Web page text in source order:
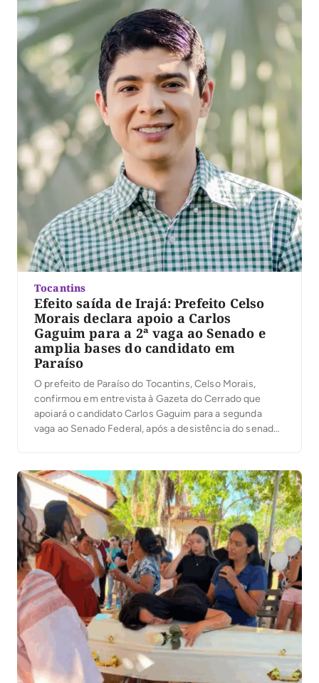
Tocantins
Efeito saída de Irajá: Prefeito Celso
Morais declara apoio a Carlos
Gaguim para a 2ª vaga ao Senado e
amplia bases do candidato em
Paraíso
O prefeito de Paraíso do Tocantins, Celso Morais,
confirmou em entrevista à Gazeta do Cerrado que
apoiará o candidato Carlos Gaguim para a segunda
vaga ao Senado Federal, após a desistência do senador
Eduardo Gomes, […]